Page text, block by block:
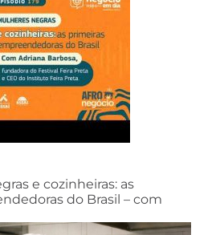
e cozinheiras: as
do Brasil – com